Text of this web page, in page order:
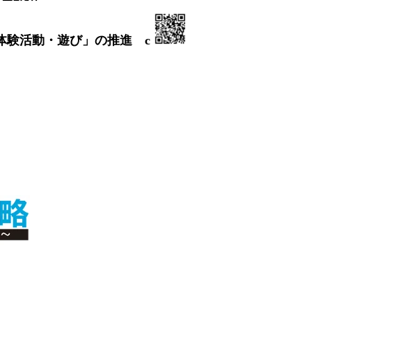
験活動・遊び」の推進 c